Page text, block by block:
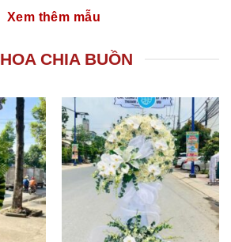
Xem thêm mẫu
HOA CHIA BUỒN